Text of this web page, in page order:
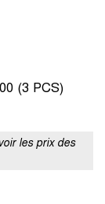
(3 PCS)
les prix des